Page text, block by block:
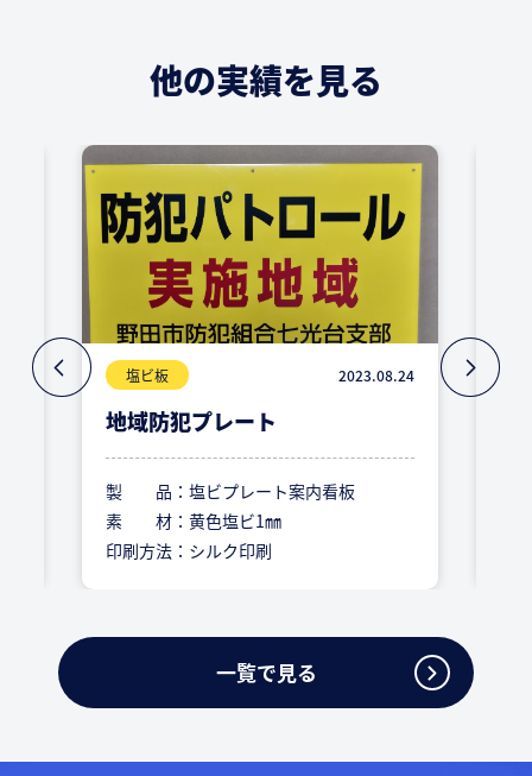
他の実績を見る
塩ビ板 2023.08.24
地域防犯プレート
製 品： 塩ビプレート案内看板
素 材： 黄色塩ビ1㎜
印刷方法： シルク印刷
一覧で見る